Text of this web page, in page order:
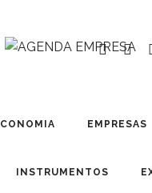
EMPRESAS
INSTRUMENTOS